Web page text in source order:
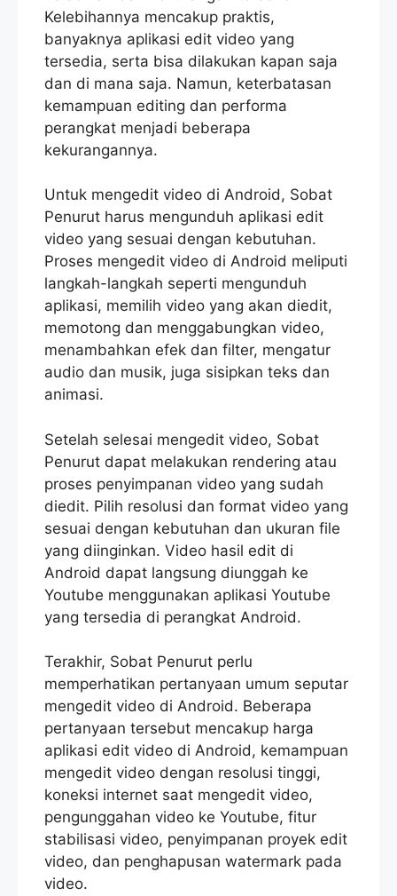
Kelebihannya mencakup praktis,
banyaknya aplikasi edit video yang
tersedia, serta bisa dilakukan kapan saja
dan di mana saja. Namun, keterbatasan
kemampuan editing dan performa
perangkat menjadi beberapa
kekurangannya.
Untuk mengedit video di Android, Sobat
Penurut harus mengunduh aplikasi edit
video yang sesuai dengan kebutuhan.
Proses mengedit video di Android meliputi
langkah-langkah seperti mengunduh
aplikasi, memilih video yang akan diedit,
memotong dan menggabungkan video,
menambahkan efek dan filter, mengatur
audio dan musik, juga sisipkan teks dan
animasi.
Setelah selesai mengedit video, Sobat
Penurut dapat melakukan rendering atau
proses penyimpanan video yang sudah
diedit. Pilih resolusi dan format video yang
sesuai dengan kebutuhan dan ukuran file
yang diinginkan. Video hasil edit di
Android dapat langsung diunggah ke
Youtube menggunakan aplikasi Youtube
yang tersedia di perangkat Android.
Terakhir, Sobat Penurut perlu
memperhatikan pertanyaan umum seputar
mengedit video di Android. Beberapa
pertanyaan tersebut mencakup harga
aplikasi edit video di Android, kemampuan
mengedit video dengan resolusi tinggi,
koneksi internet saat mengedit video,
pengunggahan video ke Youtube, fitur
stabilisasi video, penyimpanan proyek edit
video, dan penghapusan watermark pada
video.